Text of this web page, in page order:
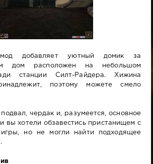
мод добавляет уютный домик за
дом расположен на небольшом
станции Силт-Райдера. Хижина
поэтому можете смело
чердак и, разумеется, основное
вы хотели обзавестись пристанищем с
игры, но не могли найти подходящее